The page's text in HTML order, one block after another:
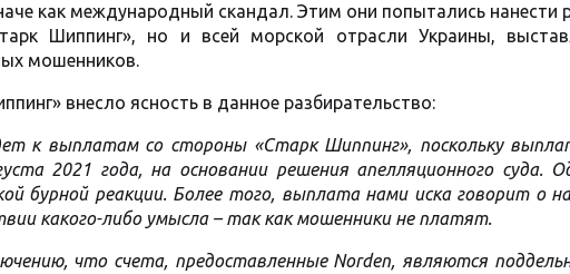
как международный скандал. Этим они попытались нанести
Шиппинг», но и всей морской отрасли Украины,
мошенников.
внесло ясность в данное разбирательство:
к выплатам со стороны «Старк Шиппинг», поскольку
2021 года, на основании решения апелляционного суда.
бурной реакции. Более того, выплата нами иска говорит о
какого-либо умысла – так как мошенники не платят.
что счета, предоставленные Norden, являются